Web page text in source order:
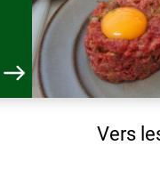
Vers